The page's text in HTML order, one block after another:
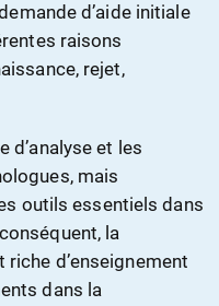
d’aide initiale
raisons
rejet,
d’analyse et les
mais
outils essentiels dans
la
d’enseignement
dans la